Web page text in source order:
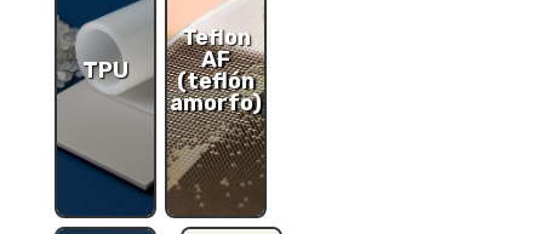
TPU
Teflon
AF
(teflón
amorfo)